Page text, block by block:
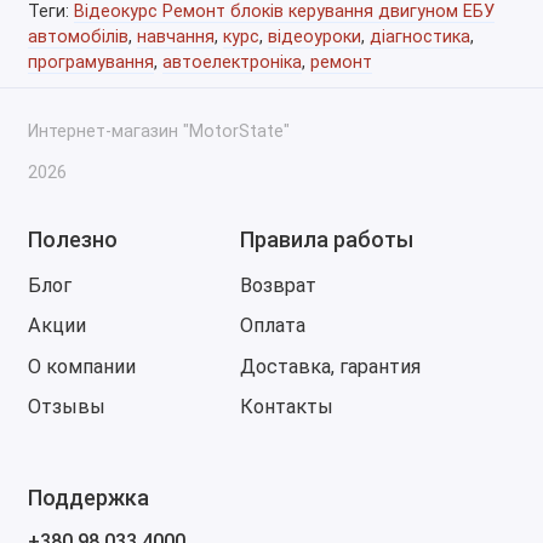
Теги: Відеокурс Ремонт блоків керування двигуном ЕБУ
автомобілів, навчання, курс, відеоуроки, діагностика,
програмування, автоелектроніка, ремонт
Интернет-магазин "MotorState"
2026
Полезно
Блог
Акции
О компании
Отзывы
Правила работы
Возврат
Оплата
Доставка, гарантия
Контакты
Поддержка